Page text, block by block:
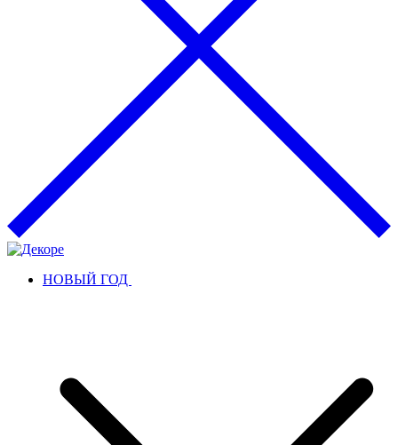
НОВЫЙ ГОД